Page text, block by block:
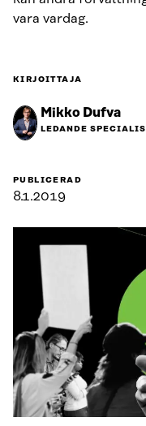
vara vardag.
KIRJOITTAJA
Mikko Dufva
LEDANDE
PUBLICERAD
8.1.2019